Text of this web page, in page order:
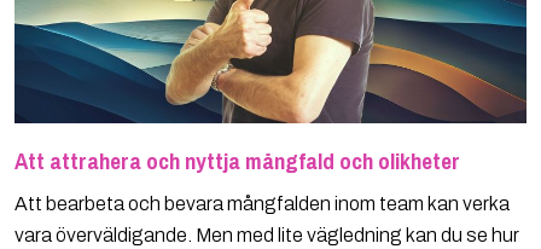
Att attrahera och nyttja mångfald och olikheter
Att bearbeta och bevara mångfalden inom team kan verka
vara överväldigande. Men med lite vägledning kan du se hur